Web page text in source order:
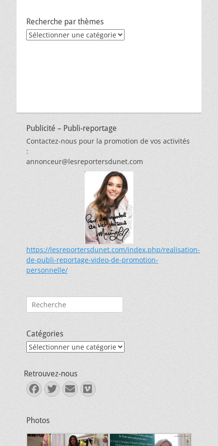
Recherche par thèmes
Recherche
Publicité – Publi-reportage
Contactez-nous pour la promotion de vos activités
:
annonceur@lesreportersdunet.com
https://lesreportersdunet.com/index.php/realisation-
de-publi-reportage-video-de-promotion-
personnelle/
Rechercher :
Catégories
Catégories
Retrouvez-nous
Facebook
Twitter
E-
mail
Vimeo
Photos